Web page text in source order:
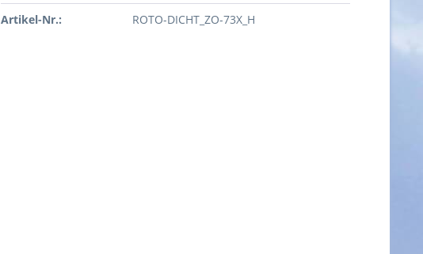
Artikel-Nr.: ROTO-DICHT_ZO-73X_H